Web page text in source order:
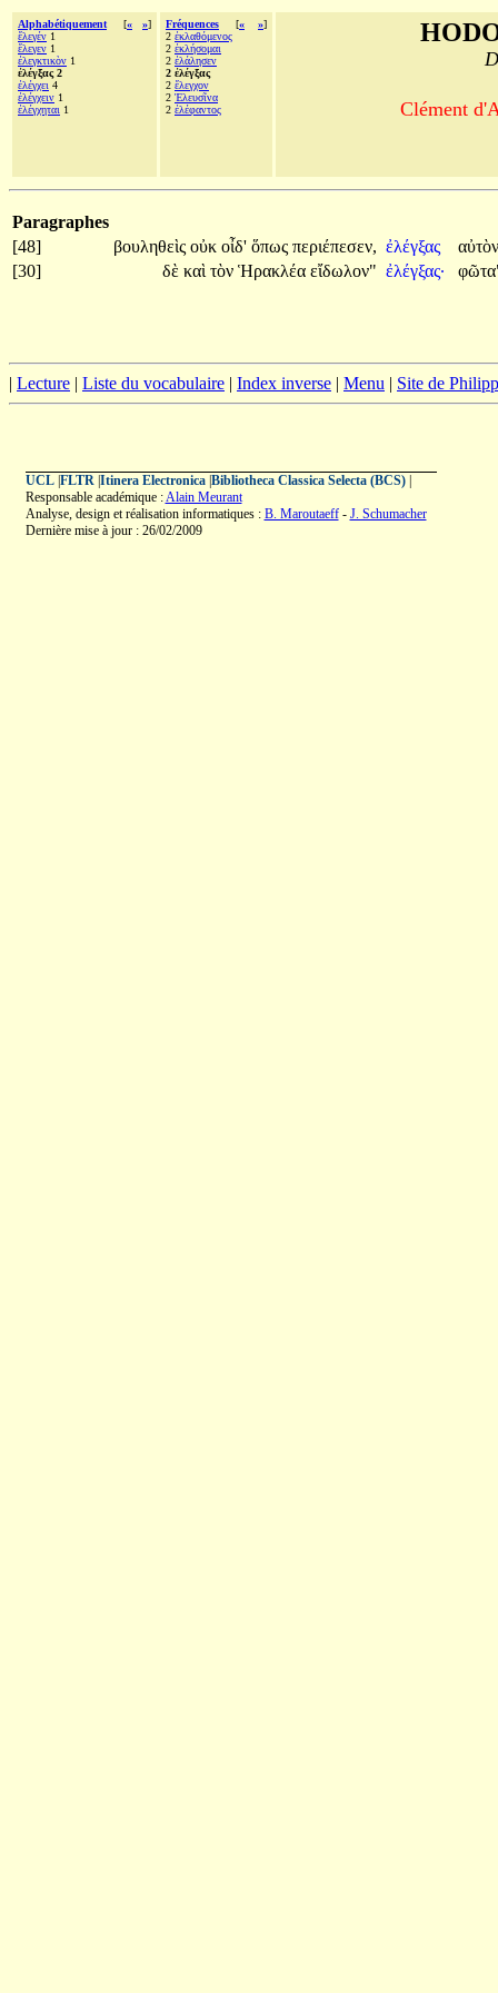
Alphabétiquement [« »]
ἔλεγέν 1
ἔλεγεν 1
ἐλεγκτικὸν 1
ἐλέγξας 2
ἐλέγχει 4
ἐλέγχειν 1
ἐλέγχηται 1
Fréquences [« »]
2 ἐκλαθόμενος
2 ἐκλήσομαι
2 ἐλάλησεν
2 ἐλέγξας
2 ἔλεγχον
2 Ἐλευσῖνα
2 ἐλέφαντος Clément
Paragraphes
[48]
βουληθεὶς οὐκ οἶδ' ὅπως περιέπεσεν, ἐλέγξας
[30]
δὲ καὶ τὸν Ἡρακλέα εἴδωλον" ἐλέγξας·
| Lecture | Liste du vocabulaire | Index inverse | Menu | Site de
UCL| FLTR| Itinera Electronica| Bibliotheca Classica Selecta (BCS)|
Responsable académique :Alain Meurant
Analyse, design et réalisation informatiques : B. Maroutaeff- J. Schumacher
Dernière mise à jour : 26/02/2009